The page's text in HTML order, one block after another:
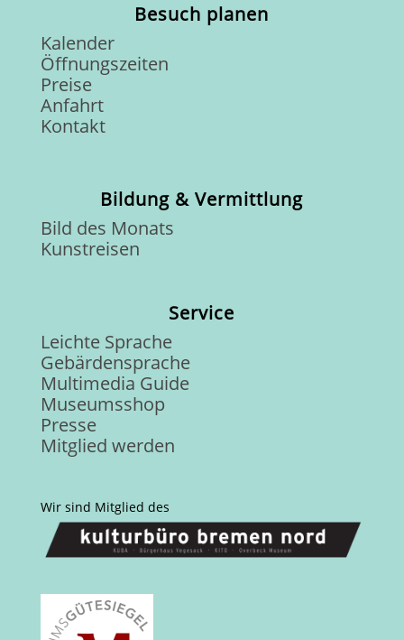
Besuch planen
Kalender
Öffnungszeiten
Preise
Anfahrt
Kontakt
Bildung & Vermittlung
Bild des Monats
Kunstreisen
Service
Leichte Sprache
Gebärdensprache
Multimedia Guide
Museumsshop
Presse
Mitglied werden
Wir sind Mitglied des